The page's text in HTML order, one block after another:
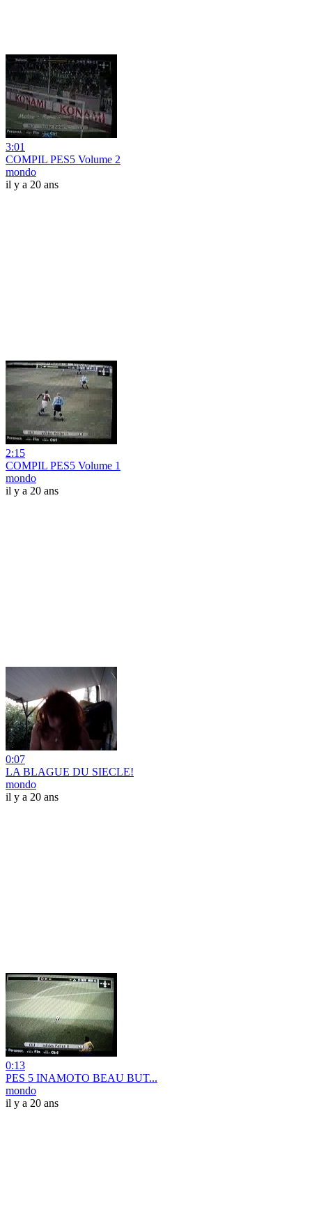
3:01
COMPIL PES5 Volume 2
mondo
il y a 20 ans
2:15
COMPIL PES5 Volume 1
mondo
il y a 20 ans
0:07
LA BLAGUE DU SIECLE!
mondo
il y a 20 ans
0:13
PES 5 INAMOTO BEAU BUT...
mondo
il y a 20 ans